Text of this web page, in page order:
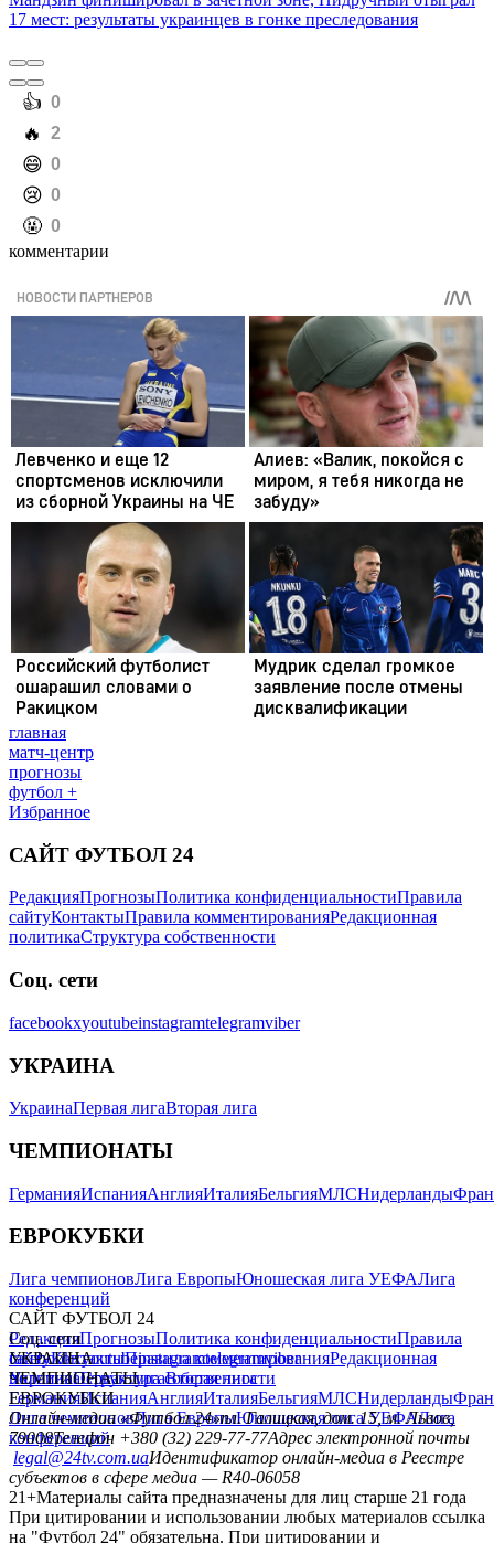
17 мест: результаты украинцев в гонке преследования
️👍 0
️🔥 2
️😄 0
️😢 0
️🤬 0
комментарии
главная
матч-центр
прогнозы
футбол +
Избранное
САЙТ ФУТБОЛ 24
РедакцияПрогнозыПолитика конфиденциальностиПравила
сайтуКонтактыПравила комментированияРедакционная
политикаСтруктура собственности
Соц. сети
facebookxyoutubeinstagramtelegramviber
УКРАИНА
УкраинаПервая лигаВторая лига
ЧЕМПИОНАТЫ
ГерманияИспанияАнглияИталияБельгияМЛСНидерланды
ЕВРОКУБКИ
Лига чемпионовЛига ЕвропыЮношеская лига УЕФАЛига
конференций
САЙТ ФУТБОЛ 24
РедакцияПрогнозыПолитика конфиденциальностиПравила
сайтуКонтактыПравила комментированияРедакционная
политикаСтруктура собственности
Соц. сети
facebookxyoutubeinstagramtelegramviber
УКРАИНА
УкраинаПервая лигаВторая лига
ЧЕМПИОНАТЫ
ГерманияИспанияАнглияИталияБельгияМЛСНидерланды
ЕВРОКУБКИ
Лига чемпионовЛига ЕвропыЮношеская лига УЕФАЛига
конференций
Онлайн-медиа «Футбол 24»пл. Галицкая, дом. 15, м. Львов,
79008Телефон +380 (32) 229-77-77Адрес электронной почты
legal@24tv.com.uaИдентификатор онлайн-медиа в Реестре
субъектов в сфере медиа — R40-06058
21+Материалы сайта предназначены для лиц старше 21 года
При цитировании и использовании любых материалов ссылка
на "Футбол 24" обязательна. При цитировании и